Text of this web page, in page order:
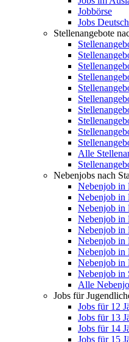
Jobbörse
Jobs
Stellenangebote
Alle
Nebenjobs nach
Nebenjob in
Nebenjob in
Nebenjob in
Nebenjob in
Nebenjob in
Nebenjob in
Nebenjob in
Nebenjob in
Nebenjob in
Alle
Jobs für
Jobs für 12
Jobs für 13
Jobs für 14
Jobs für 15